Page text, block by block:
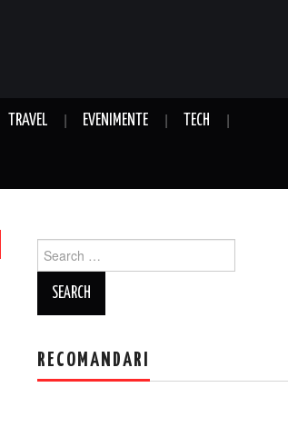
TRAVEL EVENIMENTE TECH
for:
RECOMANDARI